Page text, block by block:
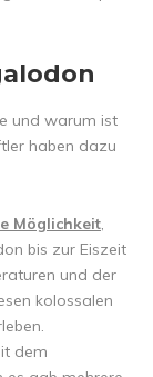
und warum ist
haben dazu
Möglichkeit,
bis zur Eiszeit
und der
kolossalen
dem